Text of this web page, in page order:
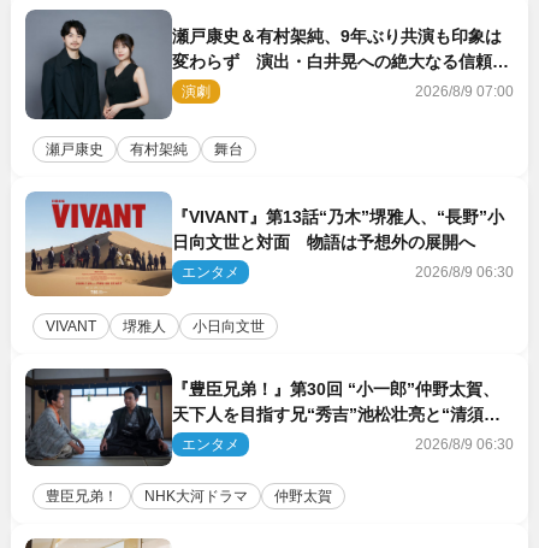
瀬戸康史＆有村架純、9年ぶり共演も印象は
変わらず 演出・白井晃への絶大なる信頼を
胸に舞台『キュー』に挑む
演劇 2026/8/9 07:00
瀬戸康史 有村架純 舞台
『VIVANT』第13話“乃木”堺雅人、“長野”小
日向文世と対面 物語は予想外の展開へ
エンタメ 2026/8/9 06:30
VIVANT 堺雅人 小日向文世
『豊臣兄弟！』第30回 “小一郎”仲野太賀、
天下人を目指す兄“秀吉”池松壮亮と“清須会
議”へ
エンタメ 2026/8/9 06:30
豊臣兄弟！ NHK大河ドラマ 仲野太賀